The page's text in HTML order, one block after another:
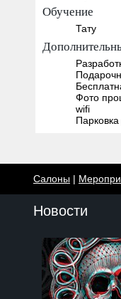
Обучение
Тату
Фото
wifi
Салоны |
Новости